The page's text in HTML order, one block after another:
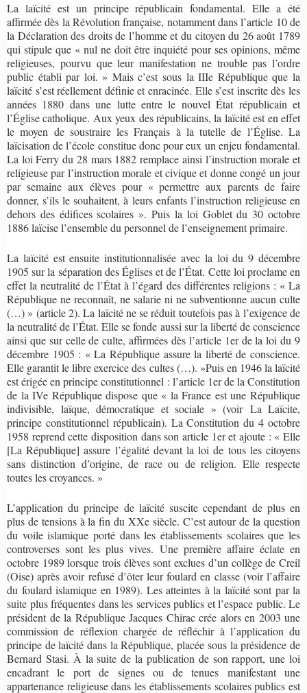
La laïcité est un principe républicain fondamental. Elle a été
affirmée dès la Révolution française, notamment dans l’article 10 de
la Déclaration des droits de l’homme et du citoyen du 26 août 1789
qui stipule que « nul ne doit être inquiété pour ses opinions, même
religieuses, pourvu que leur manifestation ne trouble pas l’ordre
public établi par loi. » Mais c’est sous la IIIe République que la
laïcité s’est réellement définie et enracinée. Elle s’est inscrite dès les
années 1880 dans une lutte entre le nouvel État républicain et
l’Église catholique. Aux yeux des républicains, la laïcité est en effet
le moyen de soustraire les Français à la tutelle de l’Église. La
laïcisation de l’école constitue donc pour eux un enjeu fondamental.
La loi Ferry du 28 mars 1882 remplace ainsi l’instruction morale et
religieuse par l’instruction morale et civique et donne congé un jour
par semaine aux élèves pour « permettre aux parents de faire
donner, s’ils le souhaitent, à leurs enfants l’instruction religieuse en
dehors des édifices scolaires ». Puis la loi Goblet du 30 octobre
1886 laïcise l’ensemble du personnel de l’enseignement primaire.
La laïcité est ensuite institutionnalisée avec la loi du 9 décembre
1905 sur la séparation des Églises et de l’État. Cette loi proclame en
effet la neutralité de l’État à l’égard des différentes religions : « La
République ne reconnaît, ne salarie ni ne subventionne aucun culte
(…) » (article 2). La laïcité ne se réduit toutefois pas à l’exigence de
la neutralité de l’État. Elle se fonde aussi sur la liberté de conscience
ainsi que sur celle de culte, affirmées dès l’article 1er de la loi du 9
décembre 1905 : « La République assure la liberté de conscience.
Elle garantit le libre exercice des cultes (…). »Puis en 1946 la laïcité
est érigée en principe constitutionnel : l’article 1er de la Constitution
de la IVe République dispose que « la France est une République
indivisible, laïque, démocratique et sociale » (voir La Laïcite,
principe constitutionnel républicain). La Constitution du 4 octobre
1958 reprend cette disposition dans son article 1er et ajoute : « Elle
[La République] assure l’égalité devant la loi de tous les citoyens
sans distinction d’origine, de race ou de religion. Elle respecte
toutes les croyances. »
L’application du principe de laïcité suscite cependant de plus en
plus de tensions à la fin du XXe siècle. C’est autour de la question
du voile islamique porté dans les établissements scolaires que les
controverses sont les plus vives. Une première affaire éclate en
octobre 1989 lorsque trois élèves sont exclues d’un collège de Creil
(Oise) après avoir refusé d’ôter leur foulard en classe (voir l’affaire
du foulard islamique en 1989). Les atteintes à la laïcité sont par la
suite plus fréquentes dans les services publics et l’espace public. Le
président de la République Jacques Chirac crée alors en 2003 une
commission de réflexion chargée de réfléchir à l’application du
principe de laïcité dans la République, placée sous la présidence de
Bernard Stasi. À la suite de la publication de son rapport, une loi
encadrant le port de signes ou de tenues manifestant une
appartenance religieuse dans les établissements scolaires publics est